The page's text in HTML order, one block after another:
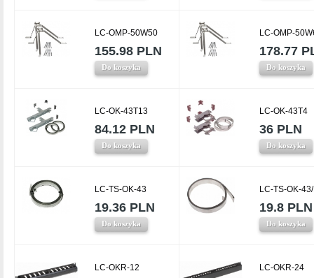
LC-OMP-50W50
155.98 PLN
Do koszyka
LC-OMP-
178.77
Do koszyka
LC-OK-43T13
84.12 PLN
Do koszyka
LC-OK-43T4
36 PLN
Do koszyka
LC-TS-OK-43
19.36 PLN
Do koszyka
LC-TS-OK-
19.8 PLN
Do koszyka
LC-OKR-12 LC-OKR-24